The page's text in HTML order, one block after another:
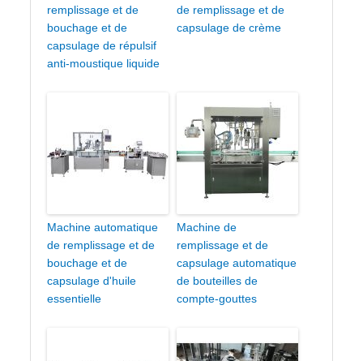
remplissage et de
bouchage et de
capsulage de répulsif
anti-moustique liquide
de remplissage et de
capsulage de crème
Machine automatique
de remplissage et de
bouchage et de
capsulage d'huile
essentielle
Machine de
remplissage et de
capsulage automatique
de bouteilles de
compte-gouttes